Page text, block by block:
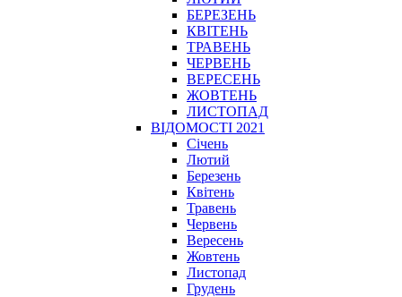
БЕРЕЗЕНЬ
КВІТЕНЬ
ТРАВЕНЬ
ЧЕРВЕНЬ
ВЕРЕСЕНЬ
ЖОВТЕНЬ
ЛИСТОПАД
ВІДОМОСТІ 2021
Січень
Лютий
Березень
Квітень
Травень
Червень
Вересень
Жовтень
Листопад
Грудень